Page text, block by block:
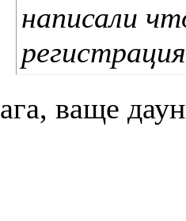
написали
ага, ваще